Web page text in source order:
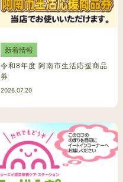
新着情報
令和8年度 阿南市生活応援商品
券
2026.07.20